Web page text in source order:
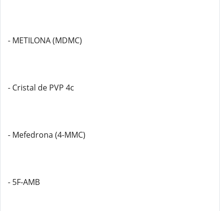
- METILONA (MDMC)
- Cristal de PVP 4c
- Mefedrona (4-MMC)
- 5F-AMB